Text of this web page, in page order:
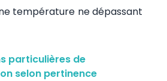
température ne dépassant
particulières de
selon pertinence